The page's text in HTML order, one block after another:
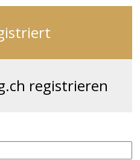
registrieren